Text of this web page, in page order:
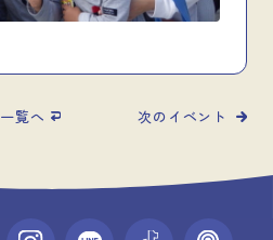
一覧へ 次のイベント